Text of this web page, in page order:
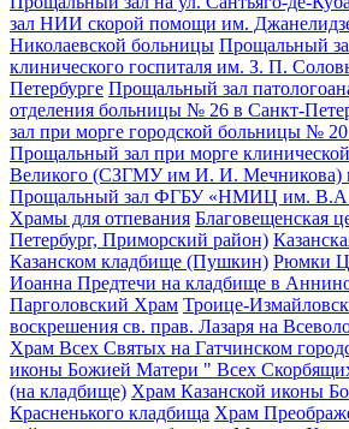
зал НИИ скорой помощи им.
Николаевской больницы Прощальный
клинического госпиталя им. З. П.
Петербурге Прощальный зал
отделения больницы № 26 в Санкт-
зал при морге городской больницы № 20
Прощальный зал при морге
Великого (СЗГМУ им И. И. Мечникова)
Прощальный зал ФГБУ «НМИЦ им. В.А.
Храмы для отпевания Благовещенская
Петербург, Приморский район)
Казанском кладбище (Пушкин) Рюмки
Иоанна Предтечи на кладбище в
Парголовский Храм Троице-
воскрешения св. прав. Лазаря на
Храм Всех Святых на Гатчинском
иконы Божией Матери " Всех
(на кладбище) Храм Казанской иконы
Красненького кладбища Храм